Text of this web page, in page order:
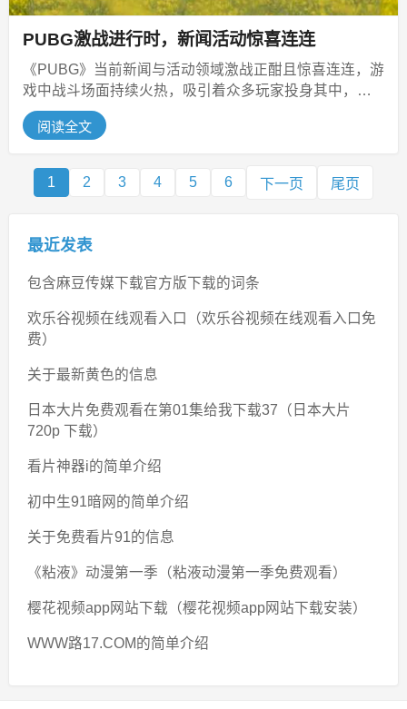
PUBG激战进行时，新闻活动惊喜连连
《PUBG》当前新闻与活动领域激战正酣且惊喜连连，游
戏中战斗场面持续火热，吸引着众多玩家投身其中，官
方不断推出各类新颖活动，为玩...
阅读全文
1 2 3 4 5 6 下一页 尾页
最近发表
包含麻豆传媒下载官方版下载的词条
欢乐谷视频在线观看入口（欢乐谷视频在线观看入口免
费）
关于最新黄色的信息
日本大片免费观看在第01集给我下载37（日本大片
720p 下载）
看片神器i的简单介绍
初中生91暗网的简单介绍
关于免费看片91的信息
《粘液》动漫第一季（粘液动漫第一季免费观看）
樱花视频app网站下载（樱花视频app网站下载安装）
WWW路17.COM的简单介绍